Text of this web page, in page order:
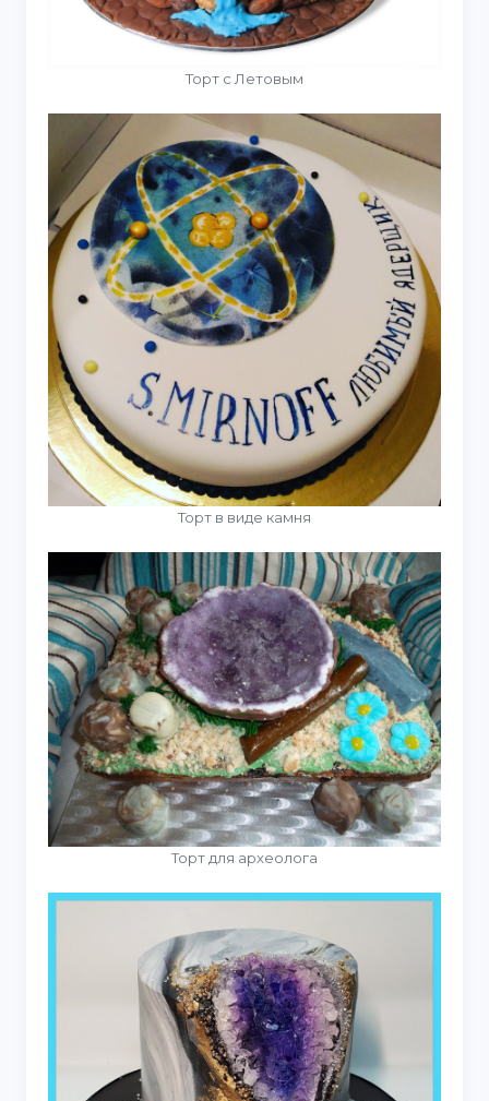
Торт с Летовым
Торт в виде камня
Торт для археолога